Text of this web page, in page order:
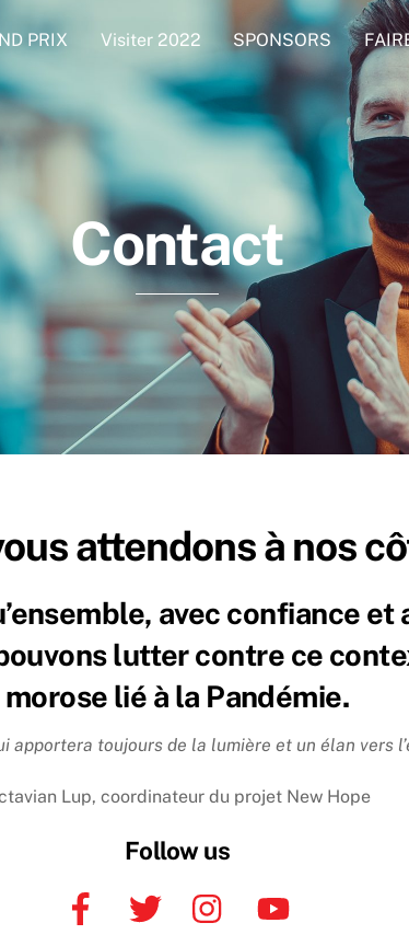
PRIX Visiter 2022 SPONSORS
Contact
attendons à nos
avec confiance et
lutter contre ce
morose lié à la Pandémie.
apportera toujours de la lumière et un élan vers
Lup, coordinateur du projet New Hope
Follow us